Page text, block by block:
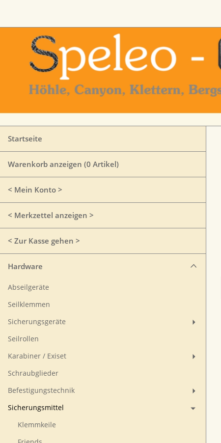
Startseite
Warenkorb anzeigen (0 Artikel)
< Mein Konto >
< Merkzettel anzeigen >
< Zur Kasse gehen >
Hardware
Abseilgeräte
Seilklemmen
Sicherungsgeräte
Seilrollen
Karabiner / Exiset
Schraubglieder
Befestigungstechnik
Sicherungsmittel
Klemmkeile